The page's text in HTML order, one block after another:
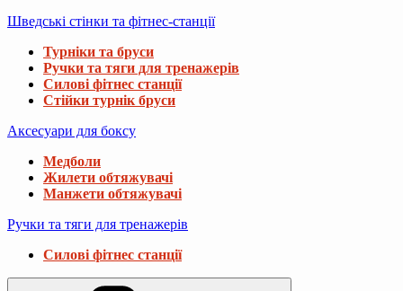
Шведські стінки та фітнес-станції
Турніки та бруси
Ручки та тяги для тренажерів
Силові фітнес станції
Стійки турнік бруси
Аксесуари для боксу
Медболи
Жилети обтяжувачі
Манжети обтяжувачі
Ручки та тяги для тренажерів
Силові фітнес станції